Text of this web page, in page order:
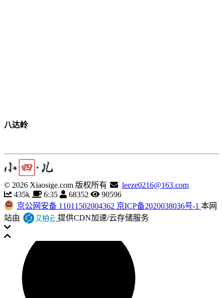
八达岭
© 2026 Xiaosige.com 版权所有
leeze0216@163.com
435k
6:35 68352
90596
京公网安备 11011502004362 京ICP备2020038036号-1 本网
站由
提供CDN加速/云存储服务